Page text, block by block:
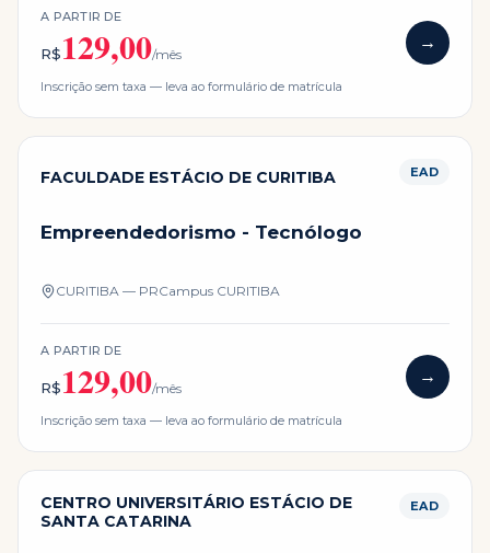
A PARTIR DE
R$129,00/mês
→
Inscrição sem taxa — leva ao formulário de matrícula
FACULDADE ESTÁCIO DE CURITIBA EAD
Empreendedorismo - Tecnólogo
CURITIBA — PRCampus CURITIBA
A PARTIR DE
R$129,00/mês
→
Inscrição sem taxa — leva ao formulário de matrícula
CENTRO UNIVERSITÁRIO ESTÁCIO DE
SANTA CATARINA
EAD